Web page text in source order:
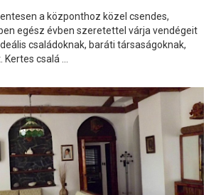
a központhoz közel csendes,
egész évben szeretettel várja vendégeit
családoknak, baráti társaságoknak,
csalá ...